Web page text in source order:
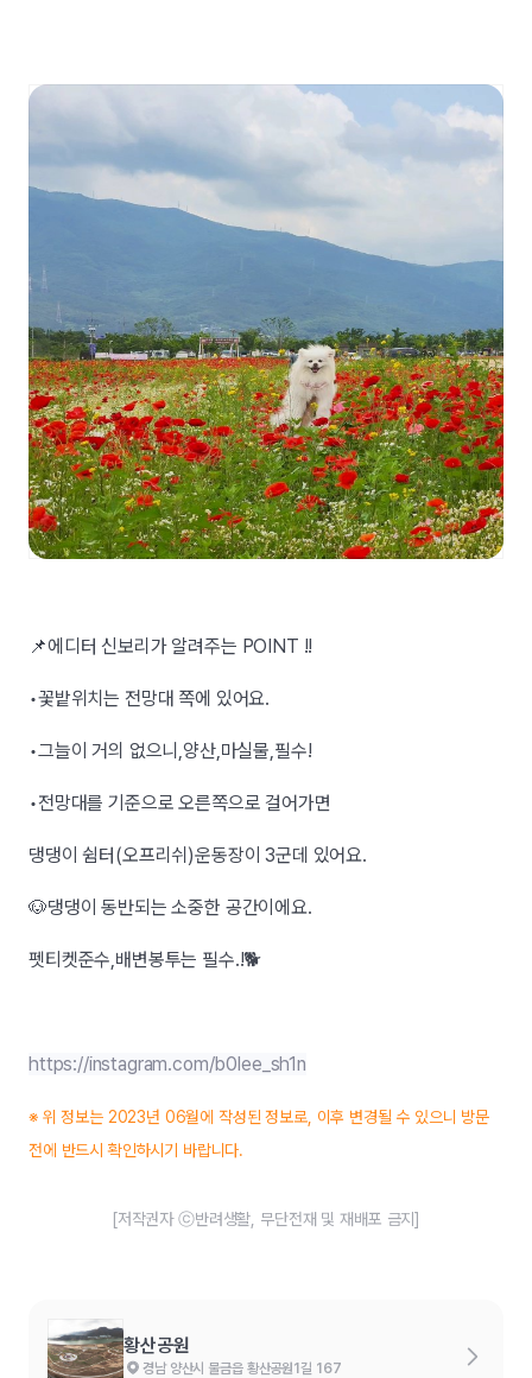
📌에디터 신보리가 알려주는 POINT !!
•꽃밭위치는 전망대 쪽에 있어요.
•그늘이 거의 없으니,양산,마실물,필수!
•전망대를 기준으로 오른쪽으로 걸어가면
댕댕이 쉼터(오프리쉬)운동장이 3군데 있어요.
🐶댕댕이 동반되는 소중한 공간이에요.
펫티켓준수,배변봉투는 필수.!🐕
https://instagram.com/b0lee_sh1n
※ 위 정보는 2023년 06월에 작성된 정보로, 이후 변경될 수 있으니 방문
전에 반드시 확인하시기 바랍니다.
[저작권자 ⓒ반려생활, 무단전재 및 재배포 금지]
황산공원
경남 양산시 물금읍 황산공원1길 167